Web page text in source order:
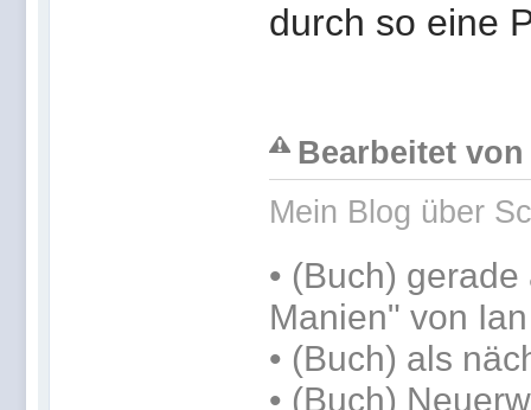
durch so eine
Bearbeitet von
Mein Blog über
• (Buch) gerade
Manien" von
• (Buch) als
• (Buch)